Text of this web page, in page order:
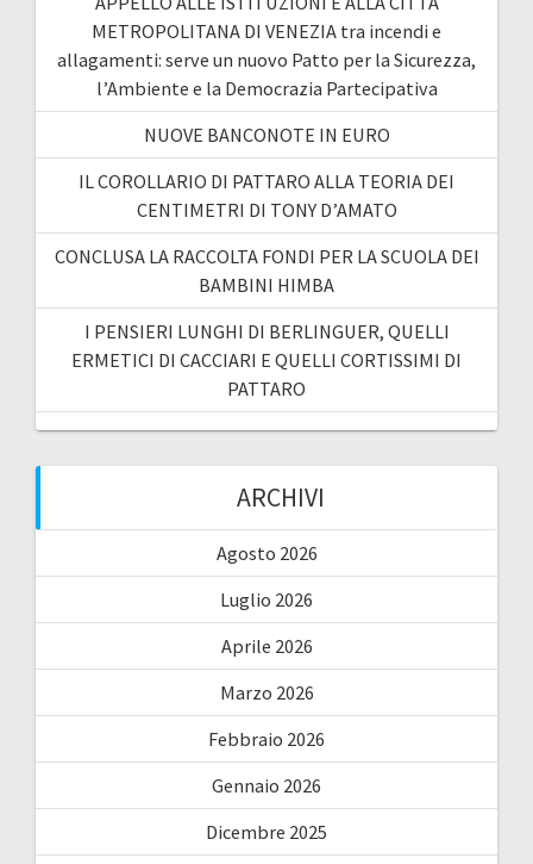
METROPOLITANA DI VENEZIA tra incendi e
allagamenti: serve un nuovo Patto per la Sicurezza,
l’Ambiente e la Democrazia Partecipativa
NUOVE BANCONOTE IN EURO
IL COROLLARIO DI PATTARO ALLA TEORIA DEI
CENTIMETRI DI TONY D’AMATO
CONCLUSA LA RACCOLTA FONDI PER LA SCUOLA DEI
BAMBINI HIMBA
I PENSIERI LUNGHI DI BERLINGUER, QUELLI
ERMETICI DI CACCIARI E QUELLI CORTISSIMI DI
PATTARO
ARCHIVI
Agosto 2026
Luglio 2026
Aprile 2026
Marzo 2026
Febbraio 2026
Gennaio 2026
Dicembre 2025